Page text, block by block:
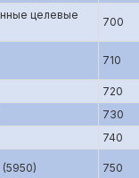
целевые
700
710
720
730
740
(5950) 750